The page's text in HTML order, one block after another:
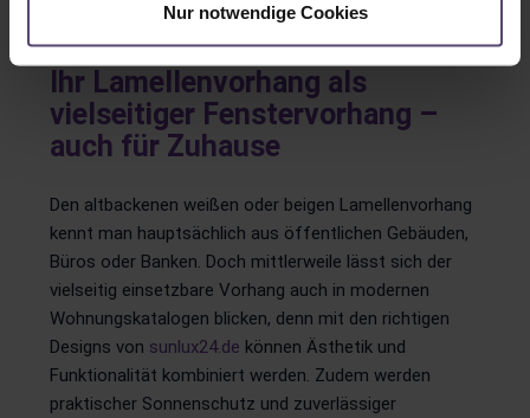
Nur notwendige Cookies
Ihr Lamellenvorhang als
vielseitiger Fenstervorhang –
auch für Zuhause
Den altbackenen weißen oder beigen Lamellenvorhang
kennt man hauptsächlich aus öffentlichen Gebäuden,
Büros oder Banken. Doch mittlerweile lässt sich der
vielseitig einsetzbare Vorhang auch in modernen
Wohnungskatalogen blicken, denn mit den richtigen
Designs von sunlux24.de können Ästhetik und
Funktionalität kombiniert werden. Zudem werden
praktischer Sonnenschutz und zuverlässiger